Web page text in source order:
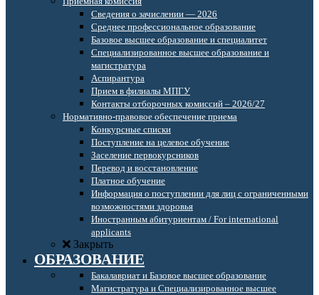
Сведения о зачислении — 2026
Среднее профессиональное образование
Базовое высшее образование и специалитет
Специализированное высшее образование и
магистратура
Аспирантура
Прием в филиалы МПГУ
Контакты отборочных комиссий – 2026/27
Нормативно-правовое обеспечение приема
Конкурсные списки
Поступление на целевое обучение
Заселение первокурсников
Перевод и восстановление
Платное обучение
Информация о поступлении для лиц с ограниченными
возможностями здоровья
Иностранным абитуриентам / For international
applicants
Закрыть
ОБРАЗОВАНИЕ
Бакалавриат и Базовое высшее образование
Магистратура и Специализированное высшее